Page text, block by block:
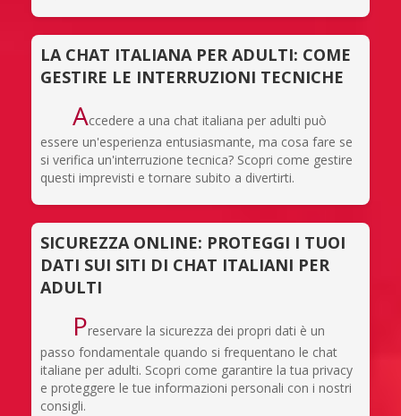
LA CHAT ITALIANA PER ADULTI: COME
GESTIRE LE INTERRUZIONI TECNICHE
Accedere a una chat italiana per adulti può
essere un'esperienza entusiasmante, ma cosa fare se
si verifica un'interruzione tecnica? Scopri come gestire
questi imprevisti e tornare subito a divertirti.
SICUREZZA ONLINE: PROTEGGI I TUOI
DATI SUI SITI DI CHAT ITALIANI PER
ADULTI
Preservare la sicurezza dei propri dati è un
passo fondamentale quando si frequentano le chat
italiane per adulti. Scopri come garantire la tua privacy
e proteggere le tue informazioni personali con i nostri
consigli.